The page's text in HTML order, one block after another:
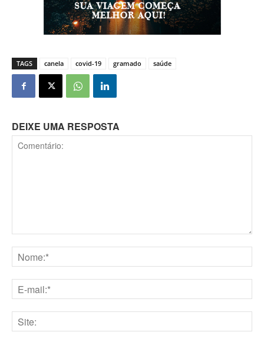
TAGS canela covid-19 gramado saúde
DEIXE UMA RESPOSTA
mail:*